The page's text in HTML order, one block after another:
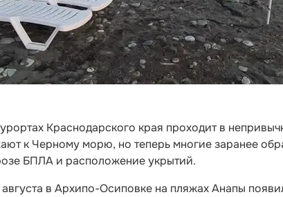
Краснодарского края проходит в
к Черному морю, но теперь многие заранее
БПЛА и расположение укрытий.
в Архипо-Осиповке на пляжах Анапы